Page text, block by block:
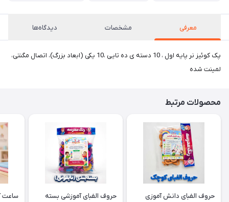
معرفی مشخصات دیدگاه‌ها
پک کوئیز نر پایه اول ، 10 دسته ی ده تایی ،10 یکی (ابعاد بزرگ)، اتصال مگنتی،
لمینت شده
محصولات مرتبط
حروف الفبای دانش آموزی
حروف الفبای آموزشی بسته
ساعت